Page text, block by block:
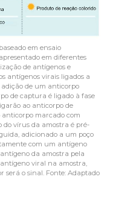
em ensaio
em diferentes
de antígenos e
antígenos virais ligados a
adição de um anticorpo
de captura é ligado à fase
ao anticorpo de
marcado com
do vírus da amostra é pré-
adicionado a um poço
com um antígeno
da amostra pela
viral na amostra,
será o sinal. Fonte: Adaptado